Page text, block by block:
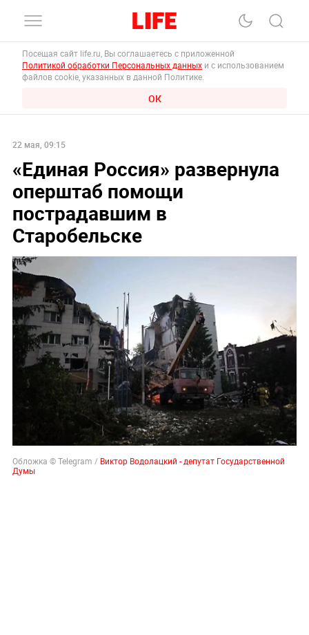
Посещая сайт life.ru, Вы соглашаетесь с приложенной
Политикой обработки Персональных данных и с использованием
файлов cookie, указанных в данной Политике.
ОК
22 мая, 09:15
«Единая Россия» развернула
оперштаб помощи
пострадавшим в
Старобельске
Обложка © Telegram /Виктор Водолацкий - депутат Государственной
Думы